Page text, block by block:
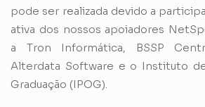
pode ser realizada devido a
ativa dos nossos apoiadores
a Tron Informática, BSSP
Alterdata Software e o Instituto
Graduação (IPOG).